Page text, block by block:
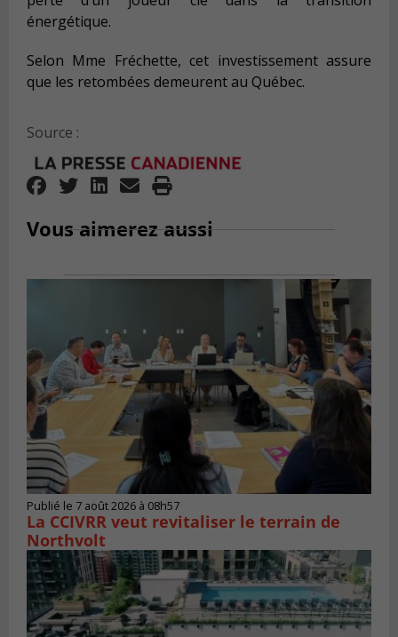
énergétique.
Selon Mme Fréchette, cet investissement assure
que les retombées demeurent au Québec.
Source :
Vous aimerez aussi
Publié le 7 août 2026 à 08h57
La CCIVRR veut revitaliser le terrain de
Northvolt